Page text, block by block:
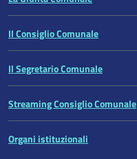
Il Consiglio Comunale
Il Segretario Comunale
Streaming Consiglio Comunale
Organi istituzionali